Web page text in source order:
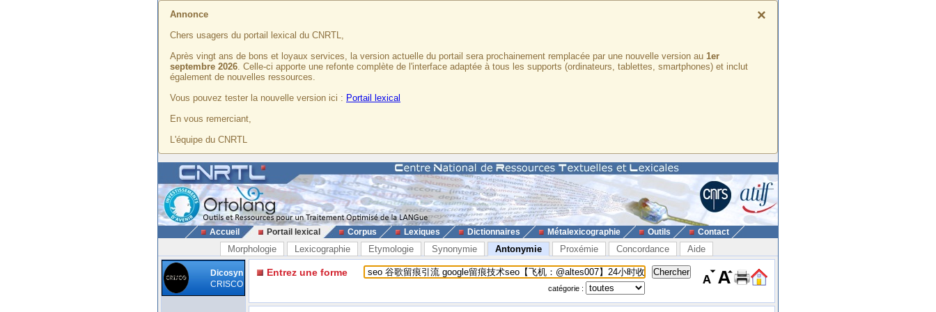
×
Annonce
Chers usagers du portail lexical du CNRTL,
Après vingt ans de bons et loyaux services, la version actuelle du portail sera prochainement remplacée par une nouvelle version au 1er
septembre 2026. Celle-ci apporte une refonte complète de l'interface adaptée à tous les supports (ordinateurs, tablettes, smartphones) et inclut
également de nouvelles ressources.
Vous pouvez tester la nouvelle version ici : Portail lexical
En vous remerciant,
L'équipe du CNRTL
Accueil Portail lexical Corpus Lexiques Dictionnaires Métalexicographie Outils Contact
Morphologie Lexicographie Etymologie Synonymie Antonymie Proxémie Concordance Aide
Dicosyn
CRISCO
Entrez une forme
catégorie :